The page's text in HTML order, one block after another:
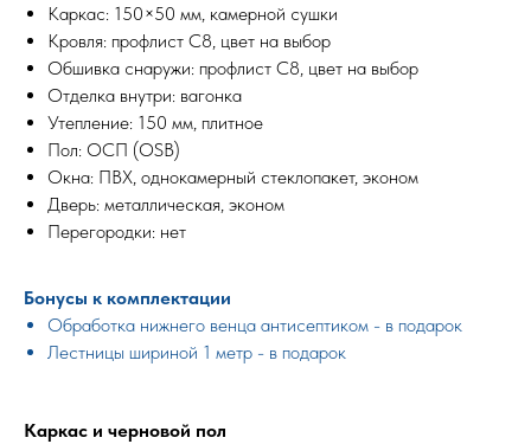
Каркас: 150×50 мм, камерной сушки
Кровля: профлист С8, цвет на выбор
Обшивка снаружи: профлист С8, цвет на выбор
Отделка внутри: вагонка
Утепление: 150 мм, плитное
Пол: ОСП (OSB)
Окна: ПВХ, однокамерный стеклопакет, эконом
Дверь: металлическая, эконом
Перегородки: нет
Бонусы к комплектации
Обработка нижнего венца антисептиком - в подарок
Лестницы шириной 1 метр - в подарок
Каркас и черновой пол